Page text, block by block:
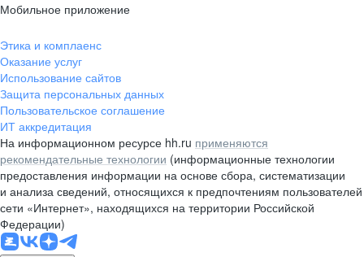
Мобильное приложение
Этика и комплаенс
Оказание услуг
Использование сайтов
Защита персональных данных
Пользовательское соглашение
ИТ аккредитация
На информационном ресурсе hh.ru применяются
рекомендательные технологии (информационные технологии
предоставления информации на основе сбора, систематизации
и анализа сведений, относящихся к предпочтениям пользователей
сети «Интернет», находящихся на территории Российской
Федерации)